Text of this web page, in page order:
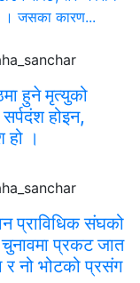
। जसका कारण...
हुने मृत्युको
होइन,
हो ।
प्राविधिक संघको
प्रकट जात
र नो भोटको प्रसंग